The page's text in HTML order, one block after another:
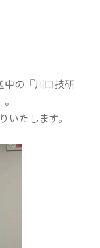
中の『川口技研
たします。